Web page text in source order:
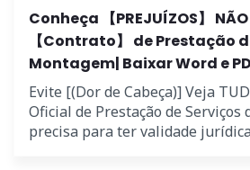
Conheça 【PREJUÍZOS】
【Contrato】 de Prestação
Montagem| Baixar Word e
Evite [(Dor de Cabeça)] Veja
Oficial de Prestação de Serviços
precisa para ter validade